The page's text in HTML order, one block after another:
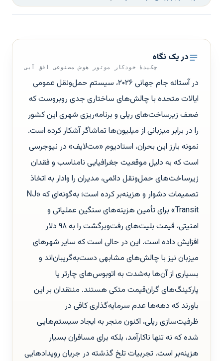
در یک نگاه
چکیدهٔ خودکار موتور هوش مصنوعی افق آبی
در آستانه جام جهانی ۲۰۲۶، سیستم حمل‌ونقل عمومی
ایالات متحده با چالش‌های ساختاری جدی روبروست که
ضعف زیرساخت‌های ریلی و برنامه‌ریزی شهری این کشور
را در برابر میزبانی از میلیون‌ها تماشاگر آشکار کرده است.
نمونه بارز این بحران، استادیوم «مت‌لایف» در نیوجرسی
است که به دلیل موقعیت جغرافیایی نامناسب و فقدان
زیرساخت‌های حمل‌ونقل دائمی، مدیران را وادار به اتخاذ
تصمیمات دشوار و هزینه‌بر کرده است؛ به‌گونه‌ای که «NJ
Transit» برای تأمین هزینه‌های سنگین عملیاتی و
امنیتی، قیمت بلیت‌های رفت‌وبرگشت را به ۹۸ دلار
افزایش داده است. این در حالی است که سایر شهرهای
میزبان نیز با چالش‌های مشابهی دست‌به‌گریبان‌اند و
بسیاری از آن‌ها به‌شدت به اتوبوس‌های چارتر یا
پارکینگ‌های گران‌قیمت متکی هستند. منتقدان بر این
باورند که دهه‌ها عدم سرمایه‌گذاری کافی در
ظرفیت‌سازی ریلی، اکنون منجر به ایجاد سیستم‌هایی
شده که نه تنها ناکارآمد، بلکه برای مسافران بسیار
هزینه‌بر است. تجربیات تلخ گذشته در جریان رویدادهایی